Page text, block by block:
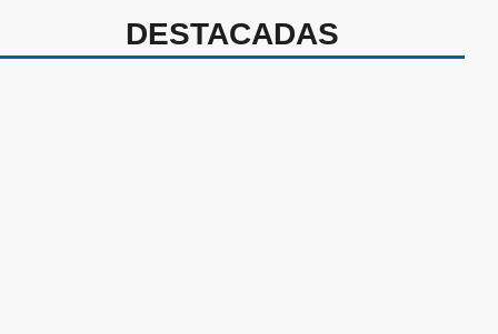
DESTACADAS